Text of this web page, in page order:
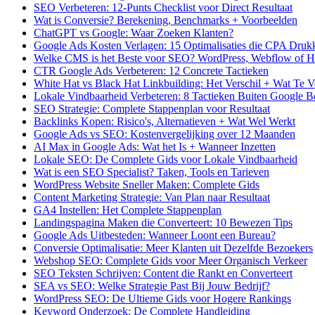
SEO Verbeteren: 12-Punts Checklist voor Direct Resultaat
Wat is Conversie? Berekening, Benchmarks + Voorbeelden
ChatGPT vs Google: Waar Zoeken Klanten?
Google Ads Kosten Verlagen: 15 Optimalisaties die CPA
Welke CMS is het Beste voor SEO? WordPress, Webflow of
CTR Google Ads Verbeteren: 12 Concrete Tactieken
White Hat vs Black Hat Linkbuilding: Het Verschil + Wat Te
Lokale Vindbaarheid Verbeteren: 8 Tactieken Buiten Google
SEO Strategie: Complete Stappenplan voor Resultaat
Backlinks Kopen: Risico's, Alternatieven + Wat Wel Werkt
Google Ads vs SEO: Kostenvergelijking over 12 Maanden
AI Max in Google Ads: Wat het Is + Wanneer Inzetten
Lokale SEO: De Complete Gids voor Lokale Vindbaarheid
Wat is een SEO Specialist? Taken, Tools en Tarieven
WordPress Website Sneller Maken: Complete Gids
Content Marketing Strategie: Van Plan naar Resultaat
GA4 Instellen: Het Complete Stappenplan
Landingspagina Maken die Converteert: 10 Bewezen Tips
Google Ads Uitbesteden: Wanneer Loont een Bureau?
Conversie Optimalisatie: Meer Klanten uit Dezelfde Bezoekers
Webshop SEO: Complete Gids voor Meer Organisch Verkeer
SEO Teksten Schrijven: Content die Rankt en Converteert
SEA vs SEO: Welke Strategie Past Bij Jouw Bedrijf?
WordPress SEO: De Ultieme Gids voor Hogere Rankings
Keyword Onderzoek: De Complete Handleiding